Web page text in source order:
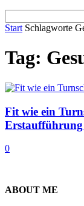
Start Schlagworte
Tag:
Fit wie ein
0
ABOUT ME